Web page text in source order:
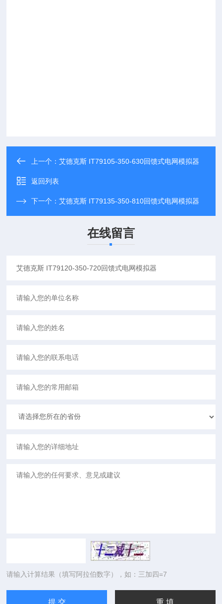
上一个：艾德克斯 IT79105-350-630回馈式电网模拟器
返回列表
下一个：艾德克斯 IT79135-350-810回馈式电网模拟器
在线留言
请输入计算结果（填写阿拉伯数字），如：三加四=7